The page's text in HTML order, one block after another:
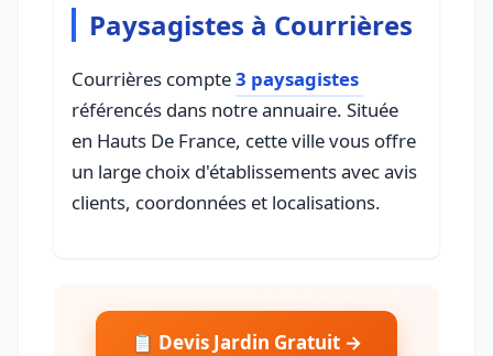
Paysagistes à Courrières
Courrières compte3 paysagistes
référencés dans notre annuaire. Située
en Hauts De France, cette ville vous offre
un large choix d'établissements avec avis
clients, coordonnées et localisations.
📋 Devis Jardin Gratuit →